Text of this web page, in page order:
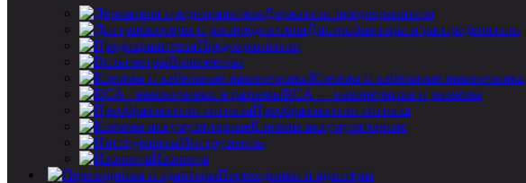
Держатели предохранителя
Дистрибьютеры и распределители
Предохранители
Вольтметры
Клеммы и кабельные наконечники
RCA — наконечники и разъемы
Преобразователи сигнала
Клеммы аккумуляторные
Инструменты
Изолента
Переходники и адаптеры